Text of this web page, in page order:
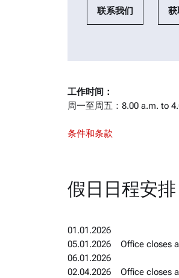
联系我们 获
工作时间：
周一至周五：8.00 a.m. to
条件和条款
假日日程安排
01.01.2026
05.01.2026 Office closes
06.01.2026
02.04.2026 Office closes